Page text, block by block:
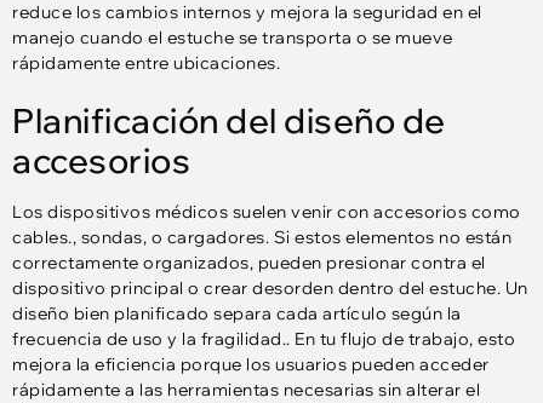
reduce los cambios internos y mejora la seguridad en el
manejo cuando el estuche se transporta o se mueve
rápidamente entre ubicaciones.
Planificación del diseño de
accesorios
Los dispositivos médicos suelen venir con accesorios como
cables., sondas, o cargadores. Si estos elementos no están
correctamente organizados, pueden presionar contra el
dispositivo principal o crear desorden dentro del estuche. Un
diseño bien planificado separa cada artículo según la
frecuencia de uso y la fragilidad.. En tu flujo de trabajo, esto
mejora la eficiencia porque los usuarios pueden acceder
rápidamente a las herramientas necesarias sin alterar el